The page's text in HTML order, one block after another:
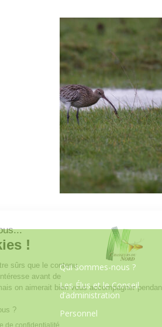
Qui sommes-nous ?
Les Élus et le Conseil
d’administration
Personnel